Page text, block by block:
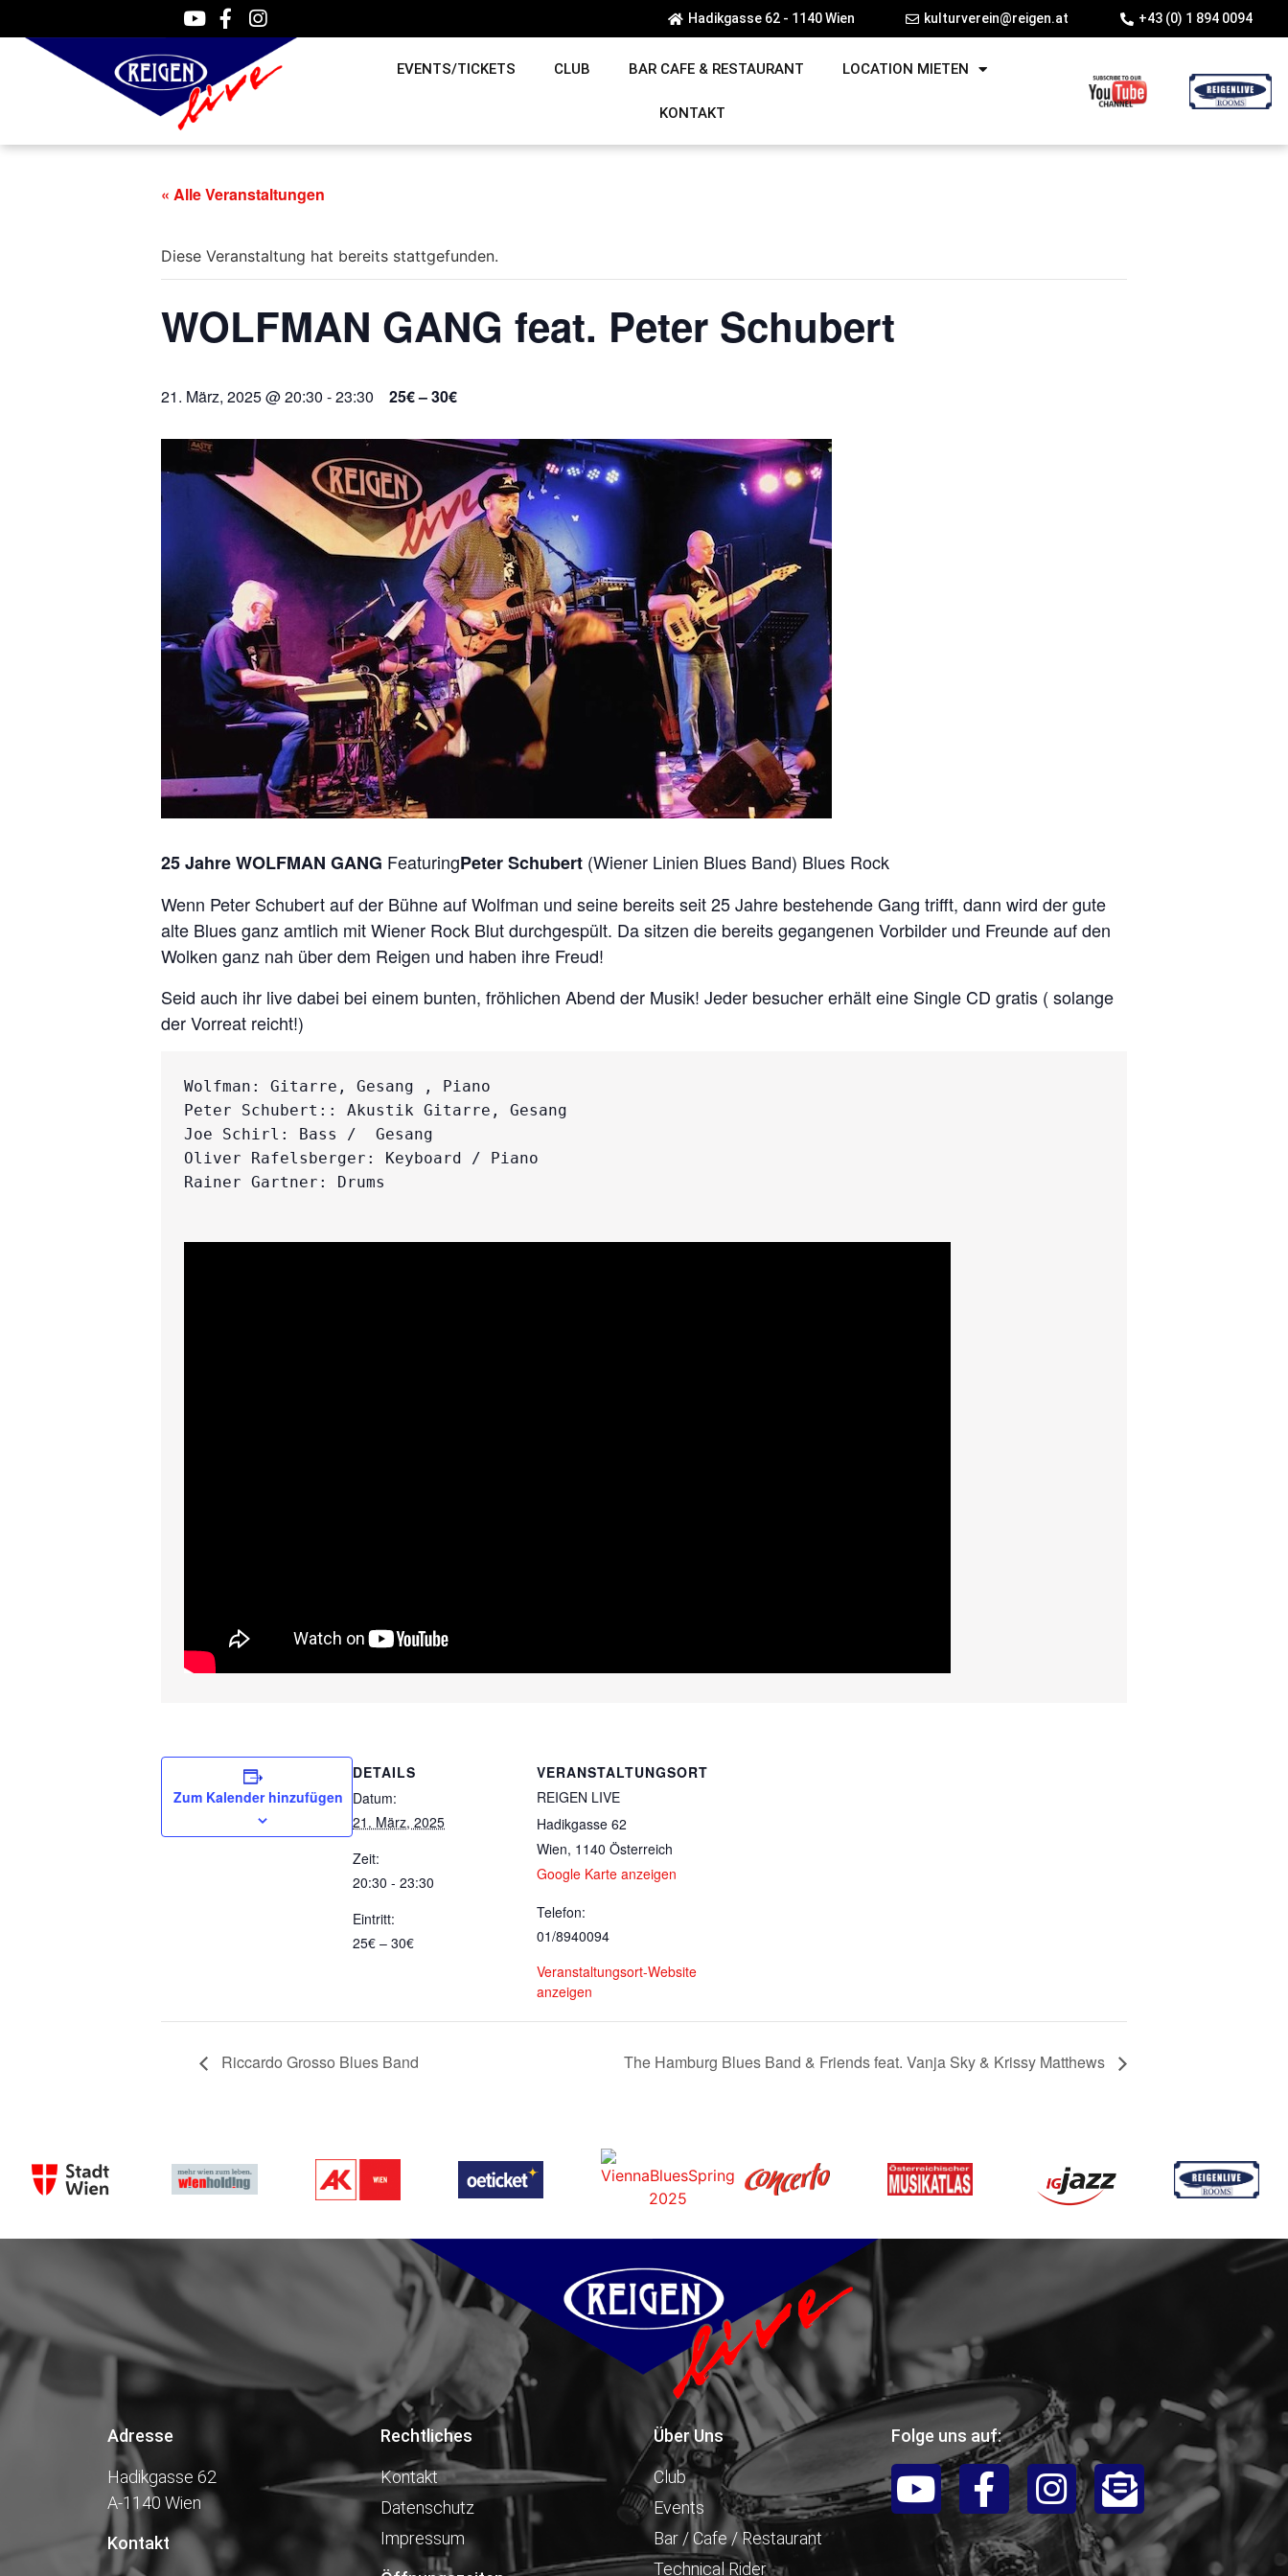
Hadikgasse 62 - 1140 Wien kulturverein@reigen.at +43 (0) 1 894 0094
EVENTS/TICKETS CLUB BAR CAFE & RESTAURANT LOCATION MIETEN
KONTAKT
« Alle Veranstaltungen
Diese Veranstaltung hat bereits stattgefunden.
WOLFMAN GANG feat. Peter Schubert
21. März, 2025 @ 20:30 -23:30 25€ – 30€
25 Jahre WOLFMAN GANG FeaturingPeter Schubert (Wiener Linien Blues Band) Blues Rock
Wenn Peter Schubert auf der Bühne auf Wolfman und seine bereits seit 25 Jahre bestehende Gang trifft, dann wird der gute
alte Blues ganz amtlich mit Wiener Rock Blut durchgespült. Da sitzen die bereits gegangenen Vorbilder und Freunde auf den
Wolken ganz nah über dem Reigen und haben ihre Freud!
Seid auch ihr live dabei bei einem bunten, fröhlichen Abend der Musik! Jeder besucher erhält eine Single CD gratis ( solange
der Vorreat reicht!)
Wolfman: Gitarre, Gesang , Piano
Peter Schubert:: Akustik Gitarre, Gesang
Joe Schirl: Bass /  Gesang
Oliver Rafelsberger: Keyboard / Piano
Rainer Gartner: Drums
Zum Kalender hinzufügen
DETAILS
Datum:
21. März, 2025
Zeit:
20:30 - 23:30
Eintritt:
25€ – 30€
VERANSTALTUNGSORT
REIGEN LIVE
Hadikgasse 62
Wien, 1140 Österreich
Google Karte anzeigen
Telefon:
01/8940094
Veranstaltungsort-Website
anzeigen
Riccardo Grosso Blues Band The Hamburg Blues Band & Friends feat. Vanja Sky & Krissy Matthews
Adresse
Hadikgasse 62
A-1140 Wien
Kontakt
Rechtliches
Kontakt
Datenschutz
Impressum
Über Uns
Club
Events
Bar / Cafe / Restaurant
Technical Rider
Folge uns auf: